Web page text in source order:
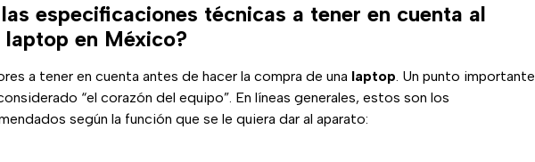
especificaciones técnicas a tener en cuenta al
en México?
a tener en cuenta antes de hacer la compra de una laptop. Un punto importante
“el corazón del equipo”. En líneas generales, estos son los
según la función que se le quiera dar al aparato: